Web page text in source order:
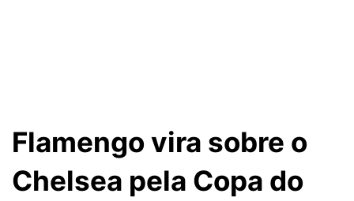
Flamengo vira sobre o
Chelsea pela Copa do